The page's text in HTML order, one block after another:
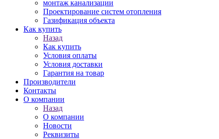
монтаж канализации
Проектирование систем отопления
Газификация объекта
Как купить
Назад
Как купить
Условия оплаты
Условия доставки
Гарантия на товар
Производители
Контакты
О компании
Назад
О компании
Новости
Реквизиты